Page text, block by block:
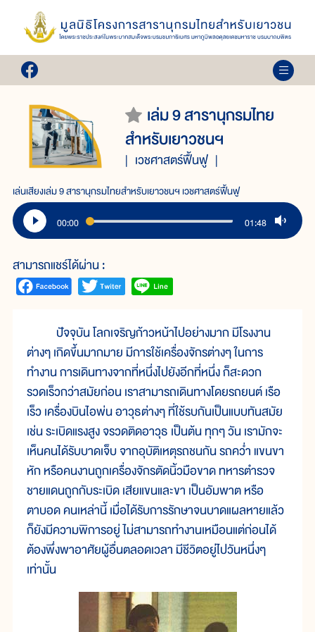
เล่ม 9 สารานุกรมไทย
สำหรับเยาวชนฯ
เวชศาสตร์ฟื้นฟู
เล่นเสียงเล่ม 9 สารานุกรมไทยสำหรับเยาวชนฯ เวชศาสตร์ฟื้นฟู
00:00 01:48
สามารถแชร์ได้ผ่าน :
ปัจจุบัน โลกเจริญก้าวหน้าไปอย่างมาก มีโรงงาน
ต่างๆ เกิดขึ้นมากมาย มีการใช้เครื่องจักรต่างๆ ในการ
ทำงาน การเดินทางจากที่หนึ่งไปยังอีกที่หนึ่ง ก็สะดวก
รวดเร็วกว่าสมัยก่อน เราสามารถเดินทางโดยรถยนต์ เรือ
เร็ว เครื่องบินไอพ่น อาวุธต่างๆ ที่ใช้รบกันเป็นแบบทันสมัย
เช่น ระเบิดแรงสูง จรวดติดอาวุธ เป็นต้น ทุกๆ วัน เรามักจะ
เห็นคนได้รับบาดเจ็บ จากอุบัติเหตุรถชนกัน รถคว่ำ แขนขา
หัก หรือคนงานถูกเครื่องจักรตัดนิ้วมือขาด ทหารตำรวจ
ชายแดนถูกกับระเบิด เสียแขนและขา เป็นอัมพาต หรือ
ตาบอด คนเหล่านี้ เมื่อได้รับการรักษาจนบาดแผลหายแล้ว
ก็ยังมีความพิการอยู่ ไม่สามารถทำงานเหมือนแต่ก่อนได้
ต้องพึ่งพาอาศัยผู้อื่นตลอดเวลา มีชีวิตอยู่ไปวันหนึ่งๆ
เท่านั้น